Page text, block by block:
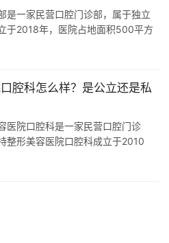
是一家民营口腔门诊部，属于独立
于2018年，医院占地面积500平方
腔科怎么样？是公立还是私
医院口腔科是一家民营口腔门诊
整形美容医院口腔科成立于2010